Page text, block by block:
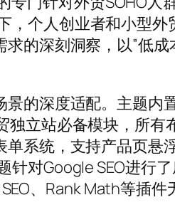
，个人创业者和小型
的深刻洞察，以”低
的深度适配。主题
立站必备模块，所
系统，支持产品页
对Google SEO进行
、Rank Math等插